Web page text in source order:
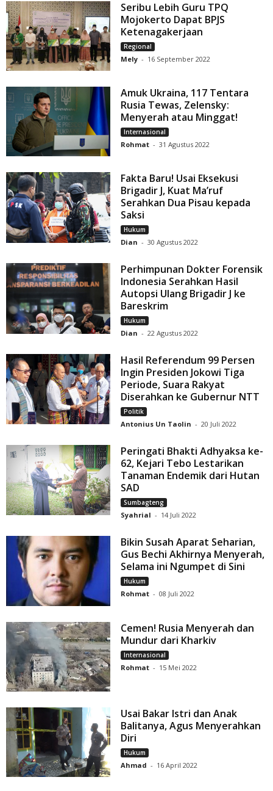
Seribu Lebih Guru TPQ
Mojokerto Dapat BPJS
Ketenagakerjaan
Regional
Mely - 16 September 2022
Amuk Ukraina, 117 Tentara
Rusia Tewas, Zelensky:
Menyerah atau Minggat!
Internasional
Rohmat - 31 Agustus 2022
Fakta Baru! Usai Eksekusi
Brigadir J, Kuat Ma’ruf
Serahkan Dua Pisau kepada
Saksi
Hukum
Dian - 30 Agustus 2022
Perhimpunan Dokter Forensik
Indonesia Serahkan Hasil
Autopsi Ulang Brigadir J ke
Bareskrim
Hukum
Dian - 22 Agustus 2022
Hasil Referendum 99 Persen
Ingin Presiden Jokowi Tiga
Periode, Suara Rakyat
Diserahkan ke Gubernur NTT
Politik
Antonius Un Taolin - 20 Juli 2022
Peringati Bhakti Adhyaksa ke-
62, Kejari Tebo Lestarikan
Tanaman Endemik dari Hutan
SAD
Sumbagteng
Syahrial - 14 Juli 2022
Bikin Susah Aparat Seharian,
Gus Bechi Akhirnya Menyerah,
Selama ini Ngumpet di Sini
Hukum
Rohmat - 08 Juli 2022
Cemen! Rusia Menyerah dan
Mundur dari Kharkiv
Internasional
Rohmat - 15 Mei 2022
Usai Bakar Istri dan Anak
Balitanya, Agus Menyerahkan
Diri
Hukum
Ahmad - 16 April 2022